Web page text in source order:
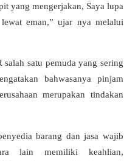
yang mengerjakan, Saya lupa
eman,” ujar nya melalui
satu pemuda yang sering
bahwasanya pinjam
merupakan tindakan
barang dan jasa wajib
lain memiliki keahlian,